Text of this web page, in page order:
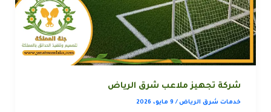
شركة تجهيز ملاعب شرق الرياض
خدمات شرق الرياض/ 9 مايو، 2026